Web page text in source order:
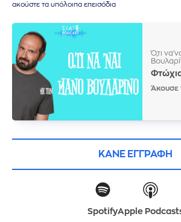
ακούστε τα υπόλοιπα επεισόδια
Ό,τι
Άκουσε
ΚΑΝΕ ΕΓΓΡΑΦΗ
SpotifyApple